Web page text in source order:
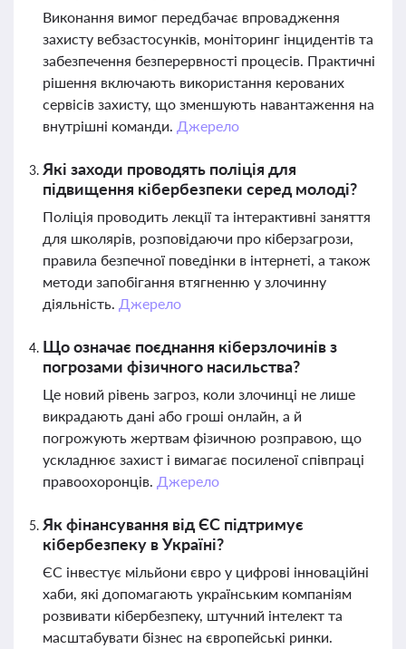
Виконання вимог передбачає впровадження
захисту вебзастосунків, моніторинг інцидентів та
забезпечення безперервності процесів. Практичні
рішення включають використання керованих
сервісів захисту, що зменшують навантаження на
внутрішні команди. Джерело
Які заходи проводять поліція для
підвищення кібербезпеки серед молоді?
Поліція проводить лекції та інтерактивні заняття
для школярів, розповідаючи про кіберзагрози,
правила безпечної поведінки в інтернеті, а також
методи запобігання втягненню у злочинну
діяльність. Джерело
Що означає поєднання кіберзлочинів з
погрозами фізичного насильства?
Це новий рівень загроз, коли злочинці не лише
викрадають дані або гроші онлайн, а й
погрожують жертвам фізичною розправою, що
ускладнює захист і вимагає посиленої співпраці
правоохоронців. Джерело
Як фінансування від ЄС підтримує
кібербезпеку в Україні?
ЄС інвестує мільйони євро у цифрові інноваційні
хаби, які допомагають українським компаніям
розвивати кібербезпеку, штучний інтелект та
масштабувати бізнес на європейські ринки.